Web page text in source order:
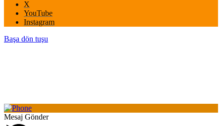
X
YouTube
Instagram
Başa dön tuşu
Mesaj Gönder